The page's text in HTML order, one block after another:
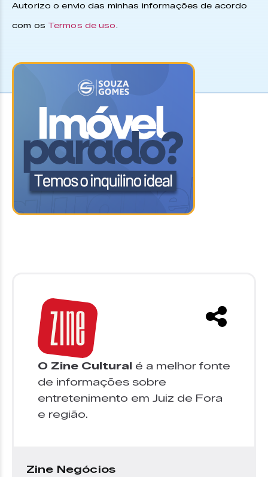
Autorizo o envio das minhas informações de acordo
com os Termos de uso.
O Zine Cultural é a melhor fonte
de informações sobre
entretenimento em Juiz de Fora
e região.
Zine Negócios